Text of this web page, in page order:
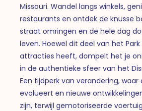
Missouri. Wandel langs winkels,
restaurants en ontdek de knusse
straat omringen en de hele dag
leven. Hoewel dit deel van het
attracties heeft, dompelt het je
in de authentieke sfeer van het
Een tijdperk van verandering, waar
evolueert en nieuwe
zijn, terwijl gemotoriseerde